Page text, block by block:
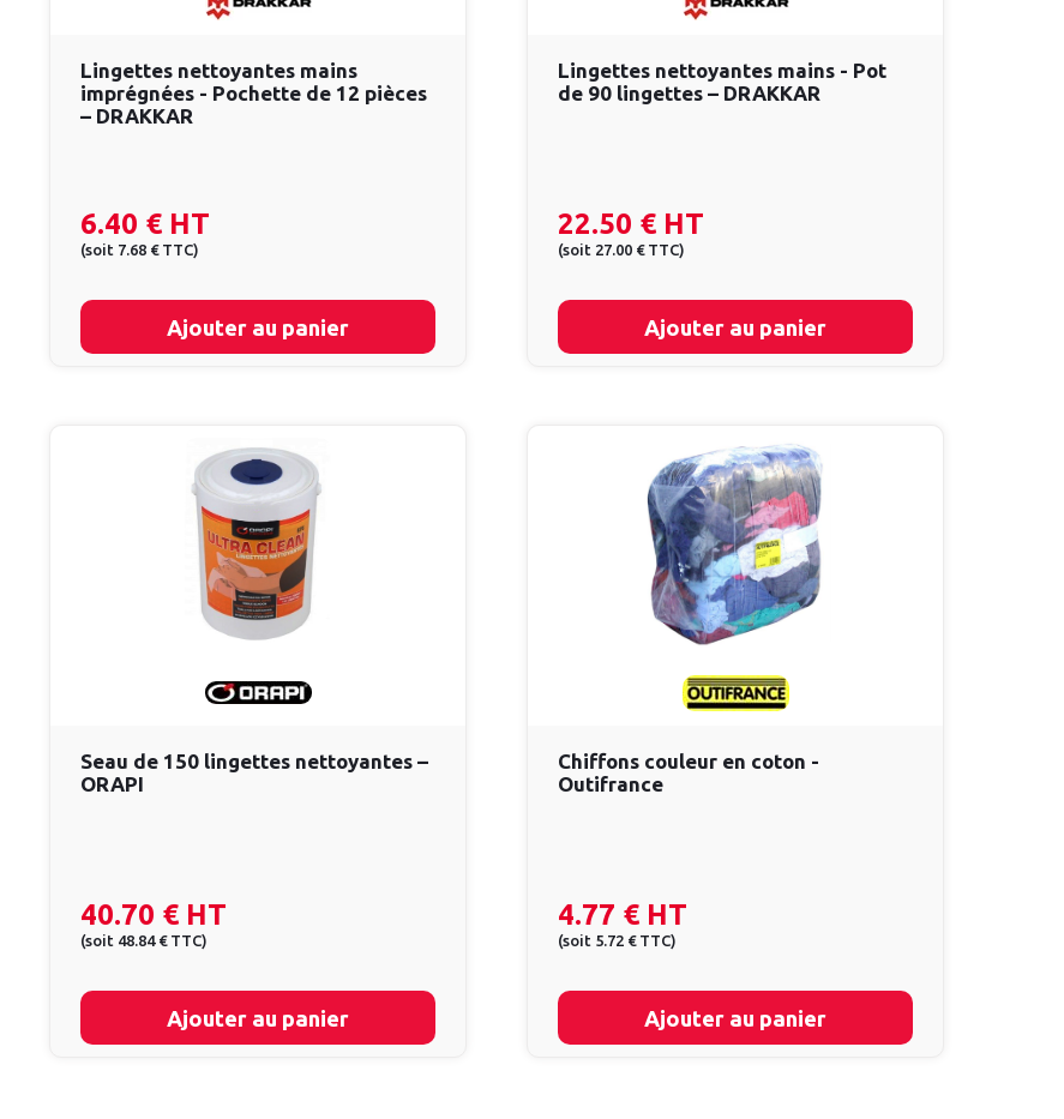
Lingettes nettoyantes mains
imprégnées - Pochette de 12 pièces
– DRAKKAR
6.40 € HT
(soit 7.68 € TTC)
Ajouter au panier
Lingettes nettoyantes mains - Pot
de 90 lingettes – DRAKKAR
22.50 € HT
(soit 27.00 € TTC)
Ajouter au panier
Seau de 150 lingettes nettoyantes –
ORAPI
40.70 € HT
(soit 48.84 € TTC)
Ajouter au panier
Chiffons couleur en coton -
Outifrance
4.77 € HT
(soit 5.72 € TTC)
Ajouter au panier